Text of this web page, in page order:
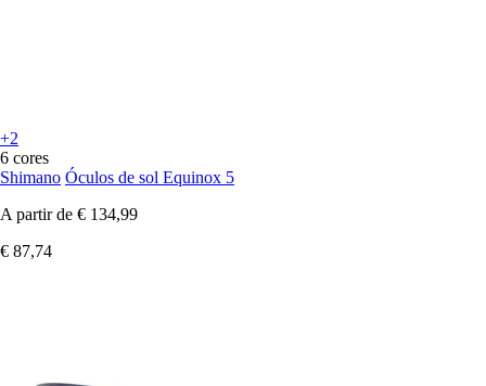
+2
6 cores
Shimano Óculos de sol Equinox 5
A partir de € 134,99
€ 87,74